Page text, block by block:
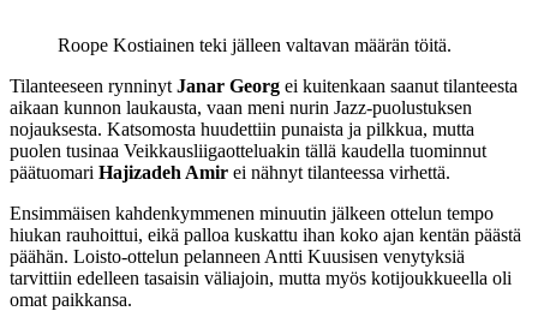
Roope Kostiainen teki jälleen valtavan määrän töitä.
Tilanteeseen rynninyt Janar Georg ei kuitenkaan saanut tilanteesta
aikaan kunnon laukausta, vaan meni nurin Jazz-puolustuksen
nojauksesta. Katsomosta huudettiin punaista ja pilkkua, mutta
puolen tusinaa Veikkausliigaotteluakin tällä kaudella tuominnut
päätuomari Hajizadeh Amir ei nähnyt tilanteessa virhettä.
Ensimmäisen kahdenkymmenen minuutin jälkeen ottelun tempo
hiukan rauhoittui, eikä palloa kuskattu ihan koko ajan kentän päästä
päähän. Loisto-ottelun pelanneen Antti Kuusisen venytyksiä
tarvittiin edelleen tasaisin väliajoin, mutta myös kotijoukkueella oli
omat paikkansa.